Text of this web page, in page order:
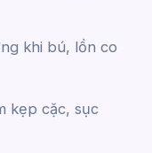
khi bú, lồn co
kẹp cặc, sục